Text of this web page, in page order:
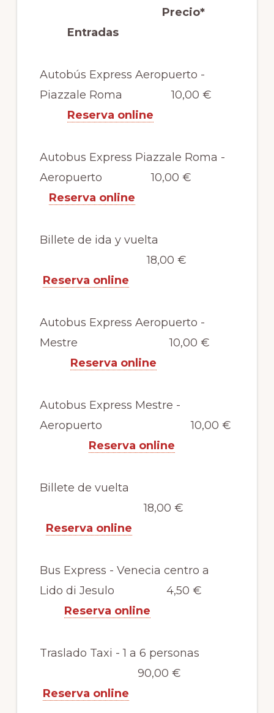
Precio*
Entradas
Autobús Express Aeropuerto -
Piazzale Roma 10,00 €
Reserva online
Autobus Express Piazzale Roma -
Aeropuerto 10,00 €
Reserva online
Billete de ida y vuelta
18,00 €
Reserva online
Autobus Express Aeropuerto -
Mestre 10,00 €
Reserva online
Autobus Express Mestre -
Aeropuerto 10,00 €
Reserva online
Billete de vuelta
18,00 €
Reserva online
Bus Express - Venecia centro a
Lido di Jesulo 4,50 €
Reserva online
Traslado Taxi - 1 a 6 personas
90,00 €
Reserva online